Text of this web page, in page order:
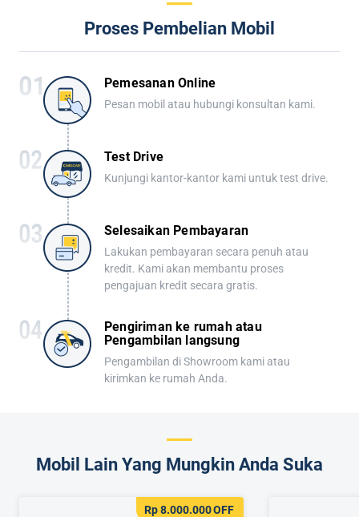
Proses Pembelian Mobil
Pemesanan Online
Pesan mobil atau hubungi konsultan kami.
Test Drive
Kunjungi kantor-kantor kami untuk test drive.
Selesaikan Pembayaran
Lakukan pembayaran secara penuh atau
kredit. Kami akan membantu proses
pengajuan kredit secara gratis.
Pengiriman ke rumah atau
Pengambilan langsung
Pengambilan di Showroom kami atau
kirimkan ke rumah Anda.
Mobil Lain Yang Mungkin Anda Suka
Rp 8.000.000OFF